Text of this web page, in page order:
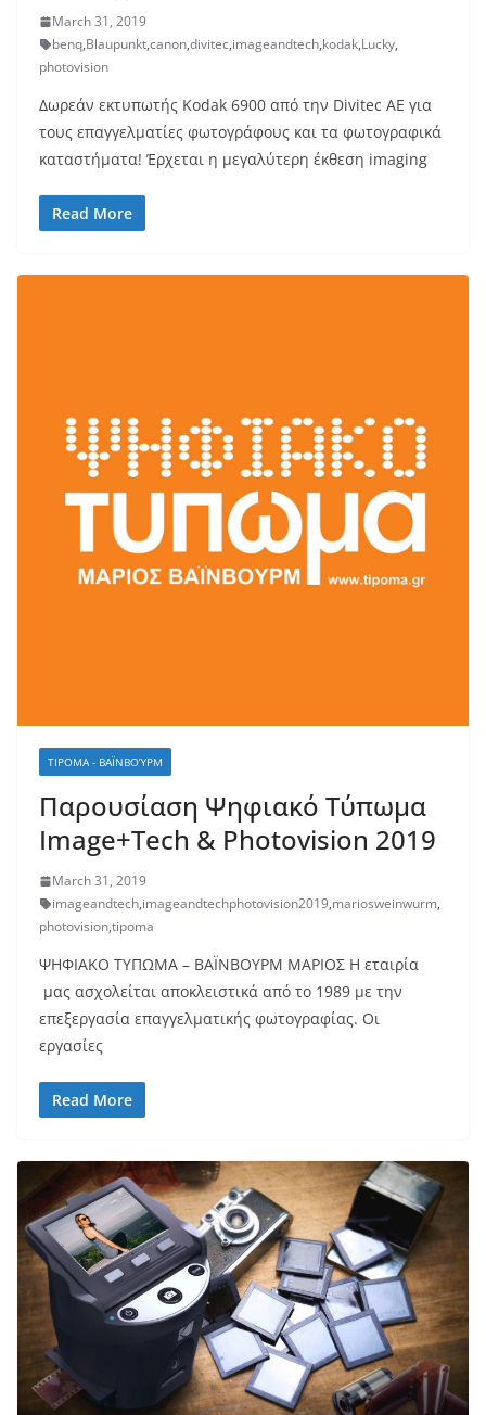
March 31, 2019
benq,Blaupunkt,canon,divitec,imageandtech,kodak,Lucky,
photovision
Δωρεάν εκτυπωτής Kodak 6900 από την Divitec AE για
τους επαγγελματίες φωτογράφους και τα φωτογραφικά
καταστήματα! Έρχεται η μεγαλύτερη έκθεση imaging
Read More
TIPOMA - ΒΑΪΝΒΟΎΡΜ
Παρουσίαση Ψηφιακό Τύπωμα
Image+Tech & Photovision 2019
March 31, 2019
imageandtech,imageandtechphotovision2019,mariosweinwurm,
photovision,tipoma
ΨΗΦΙΑΚΟ ΤΥΠΩΜΑ – ΒΑΪΝΒΟΥΡΜ ΜΑΡΙΟΣ Η εταιρία
μας ασχολείται αποκλειστικά από το 1989 µε την
επεξεργασία επαγγελματικής φωτογραφίας. Οι
εργασίες
Read More